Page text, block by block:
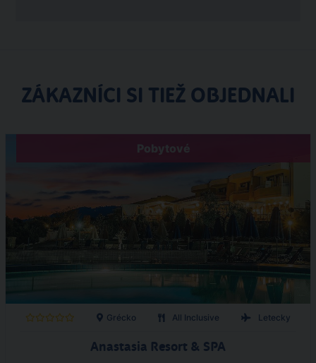
ZÁKAZNÍCI SI TIEŽ OBJEDNALI
Pobytové
Grécko All Inclusive Letecky
Anastasia Resort & SPA